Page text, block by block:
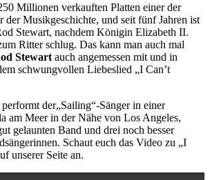
Millionen verkauften Platten einer der
der Musikgeschichte, und seit fünf Jahren ist
Stewart, nachdem Königin Elizabeth II.
Ritter schlug. Das kann man auch mal
Stewart auch angemessen mit und in
schwungvollen Liebeslied „I Can’t
der„Sailing“-Sänger in einer
am Meer in der Nähe von Los Angeles,
gelaunten Band und drei noch besser
Schaut euch das Video zu „I
unserer Seite an.